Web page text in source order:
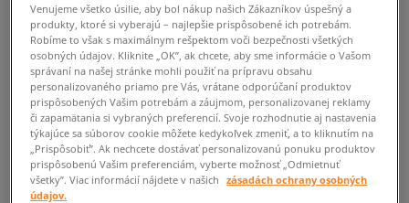
Venujeme všetko úsilie, aby bol nákup našich Zákazníkov úspešný a
produkty, ktoré si vyberajú – najlepšie prispôsobené ich potrebám.
Robíme to však s maximálnym rešpektom voči bezpečnosti všetkých
osobných údajov. Kliknite „OK”, ak chcete, aby sme informácie o Vašom
správaní na našej stránke mohli použiť na prípravu obsahu
personalizovaného priamo pre Vás, vrátane odporúčaní produktov
prispôsobených Vašim potrebám a záujmom, personalizovanej reklamy
či zapamätania si vybraných preferencií. Svoje rozhodnutie aj nastavenia
týkajúce sa súborov cookie môžete kedykoľvek zmeniť, a to kliknutím na
„Prispôsobiť”. Ak nechcete dostávať personalizovanú ponuku produktov
prispôsobenú Vašim preferenciám, vyberte možnosť „Odmietnuť
všetky”. Viac informácií nájdete v našich
zásadách ochrany osobných
údajov.